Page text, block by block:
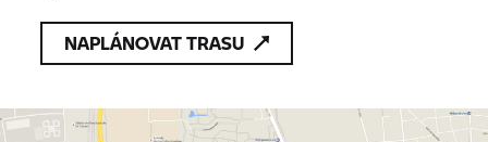
NAPLÁNOVAT TRASU